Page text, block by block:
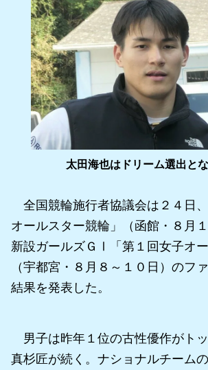
太田海也はドリーム選出と
全国競輪施行者協議会は２４日
オールスター競輪」（函館・８月
新設ガールズＧⅠ「第１回女子オー
（宇都宮・８月８～１０日）のフ
結果を発表した。
男子は昨年１位の古性優作がトッ
真杉匠が続く。ナショナルチーム